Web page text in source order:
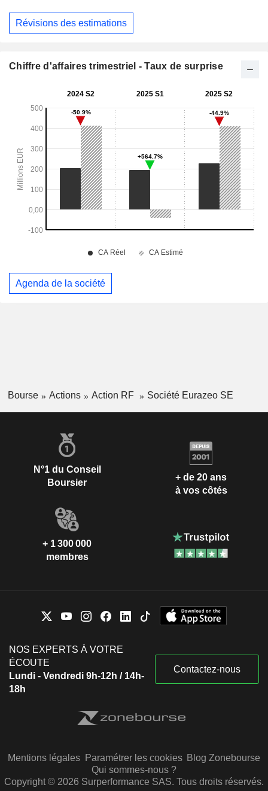
Révisions des estimations
Chiffre d'affaires trimestriel - Taux de surprise
Agenda de la société
Bourse Actions Action RF Société Eurazeo SE
N°1 du Conseil
Boursier
+ de 20 ans
à vos côtés
+ 1 300 000
membres
NOS EXPERTS À VOTRE
ÉCOUTE
Lundi - Vendredi 9h-12h / 14h-
18h
Contactez-nous
Mentions légales Paramétrer les cookies Blog Zonebourse
Qui sommes-nous ?
Copyright © 2026 Surperformance SAS. Tous droits réservés.